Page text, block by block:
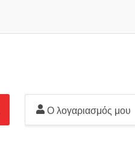
Ο λογαριασμός μου